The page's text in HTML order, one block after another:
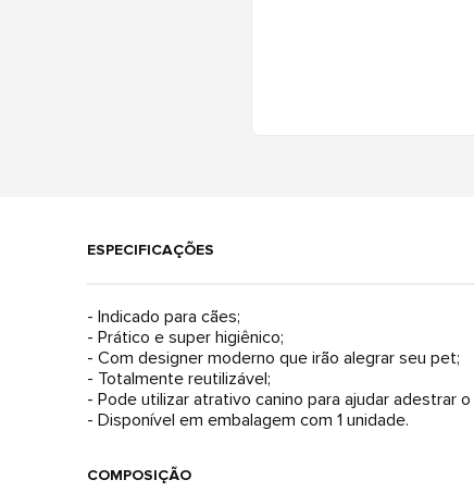
ESPECIFICAÇÕES
- Indicado para cães;
- Prático e super higiênico;
- Com designer moderno que irão alegrar seu pet;
- Totalmente reutilizável;
- Pode utilizar atrativo canino para ajudar adestrar
- Disponível em embalagem com 1 unidade.
COMPOSIÇÃO